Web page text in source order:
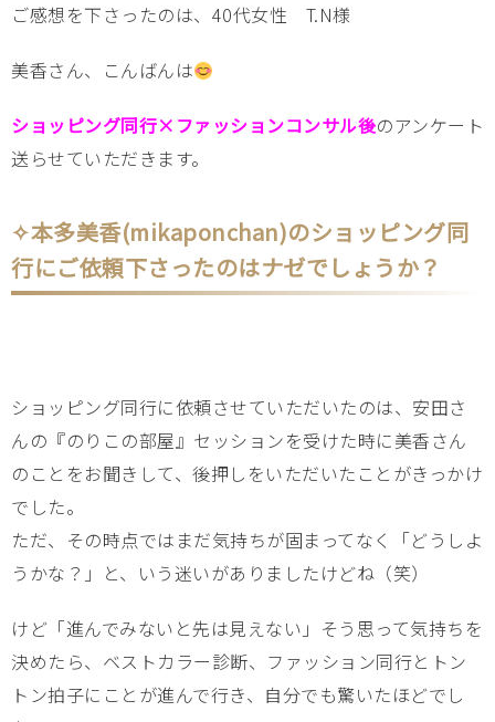
ご感想を下さったのは、40代女性 T.N様
美香さん、こんばんは
ショッピング同行×ファッションコンサル後のアンケート
送らせていただきます。
✧本多美香(mikaponchan)のショッピング同
行にご依頼下さったのはナゼでしょうか？
ショッピング同行に依頼させていただいたのは、安田さ
んの『のりこの部屋』セッションを受けた時に美香さん
のことをお聞きして、後押しをいただいたことがきっかけ
でした。
ただ、その時点ではまだ気持ちが固まってなく「どうしよ
うかな？」と、いう迷いがありましたけどね（笑）
けど「進んでみないと先は見えない」そう思って気持ちを
決めたら、ベストカラー診断、ファッション同行とトン
トン拍子にことが進んで行き、自分でも驚いたほどでし